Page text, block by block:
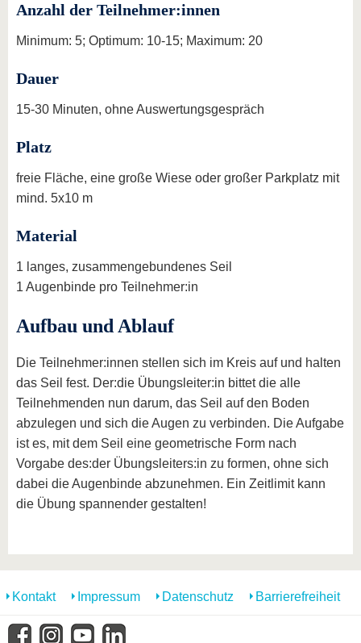
Anzahl der Teilnehmer:innen
Minimum: 5; Optimum: 10-15; Maximum: 20
Dauer
15-30 Minuten, ohne Auswertungsgespräch
Platz
freie Fläche, eine große Wiese oder großer Parkplatz mit
mind. 5x10 m
Material
1 langes, zusammengebundenes Seil
1 Augenbinde pro Teilnehmer:in
Aufbau und Ablauf
Die Teilnehmer:innen stellen sich im Kreis auf und halten
das Seil fest. Der:die Übungsleiter:in bittet die alle
Teilnehmenden nun darum, das Seil auf den Boden
abzulegen und sich die Augen zu verbinden. Die Aufgabe
ist es, mit dem Seil eine geometrische Form nach
Vorgabe des:der Übungsleiters:in zu formen, ohne sich
dabei die Augenbinde abzunehmen. Ein Zeitlimit kann
die Übung spannender gestalten!
Kontakt Impressum Datenschutz Barrierefreiheit